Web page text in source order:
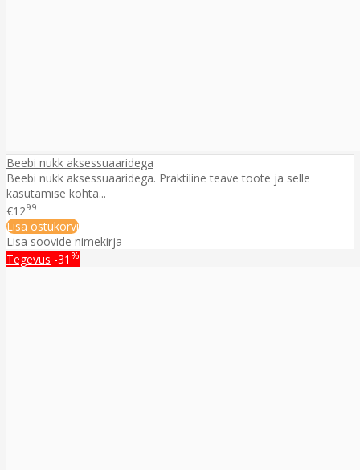
Beebi nukk aksessuaaridega
Beebi nukk aksessuaaridega. Praktiline teave toote ja selle
kasutamise kohta...
€1299
Lisa ostukorvi
Lisa soovide nimekirja
Tegevus -31 %